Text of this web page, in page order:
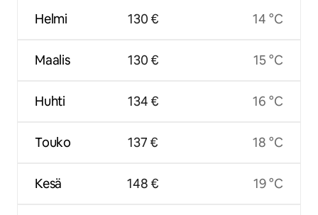
Helmi
Maalis
Huhti
Touko
Kesä
130 €
130 €
134 €
137 €
148 €
14 °C
15 °C
16 °C
18 °C
19 °C